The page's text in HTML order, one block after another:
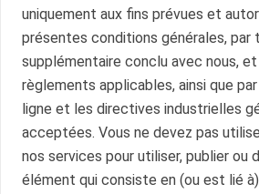
uniquement aux fins prévues et
présentes conditions générales,
supplémentaire conclu avec nous,
règlements applicables, ainsi que
ligne et les directives industrielles
acceptées. Vous ne devez pas
nos services pour utiliser, publier ou
élément qui consiste en (ou est lié